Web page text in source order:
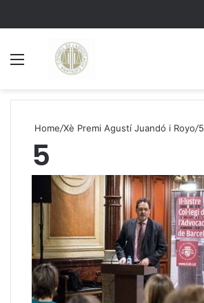
Home/Xè Premi Agustí Juandó i Royo/5
5